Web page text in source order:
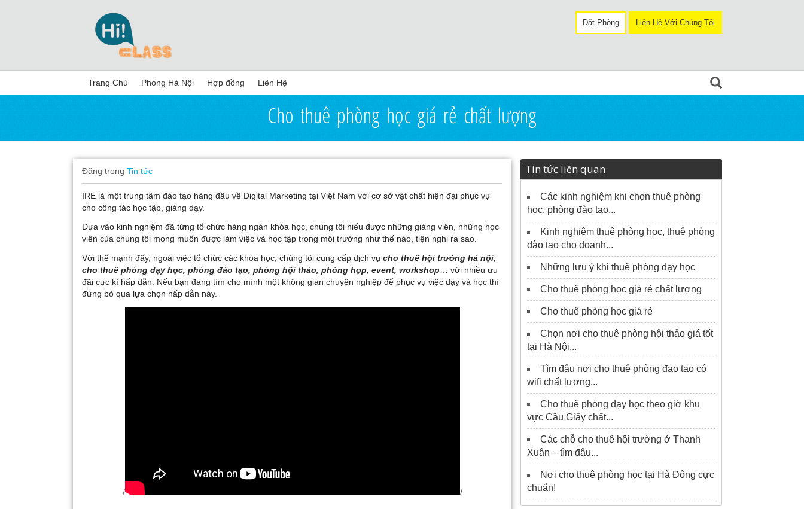
Đặt Phòng Liên Hệ Với Chúng Tôi
Trang Chủ Phòng Hà Nội Hợp đồng Liên Hệ
Cho thuê phòng học giá rẻ chất lượng
Đăng trong Tin tức
IRE là một trung tâm đào tạo hàng đầu về Digital Marketing tại Việt Nam với cơ sở vật chất hiện đại phục vụ
cho công tác học tập, giảng dạy.
Dựa vào kinh nghiệm đã từng tổ chức hàng ngàn khóa học, chúng tôi hiểu được những giảng viên, những học
viên của chúng tôi mong muốn được làm việc và học tập trong môi trường như thế nào, tiện nghi ra sao.
Với thế mạnh đấy, ngoài việc tổ chức các khóa học, chúng tôi cung cấp dịch vụ cho thuê hội trường hà nội,
cho thuê phòng dạy học, phòng đào tạo, phòng hội thảo, phòng họp, event, workshop … với nhiều ưu
đãi cực kì hấp dẫn. Nếu bạn đang tìm cho mình một không gian chuyên nghiệp để phục vụ việc dạy và học thì
đừng bỏ qua lựa chọn hấp dẫn này.
/ /
Tin tức liên quan
Các kinh nghiệm khi chọn thuê phòng
học, phòng đào tạo...
Kinh nghiệm thuê phòng học, thuê phòng
đào tạo cho doanh...
Những lưu ý khi thuê phòng dạy học
Cho thuê phòng học giá rẻ chất lượng
Cho thuê phòng học giá rẻ
Chọn nơi cho thuê phòng hội thảo giá tốt
tại Hà Nội...
Tìm đâu nơi cho thuê phòng đạo tạo có
wifi chất lượng...
Cho thuê phòng dạy học theo giờ khu
vực Cầu Giấy chất...
Các chỗ cho thuê hội trường ở Thanh
Xuân – tìm đâu...
Nơi cho thuê phòng học tại Hà Đông cực
chuẩn!